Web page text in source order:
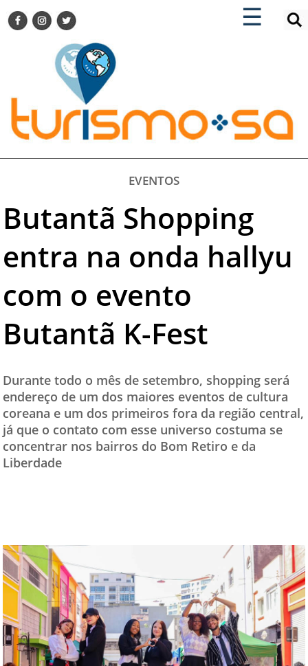
☰
×
TURISMO SA FOR BUSINESS
DESTINOS NACIONAIS
DESTINOS INTERNACIONAIS
CITY BREAK
TURISMO E MERCADO
EVENTOS
HOTELARIA
GASTRONOMIA
DICAS
TURISMO SA TV
TESTADO E APROVADO
PARCEIROS
QUEM SOMOS - EQUIPE
CONTATO
×
ENCONTRE SUA NOTÍCIA
EVENTOS
Butantã Shopping
entra na onda hallyu
com o evento
Butantã K-Fest
Durante todo o mês de setembro, shopping será
endereço de um dos maiores eventos de cultura
coreana e um dos primeiros fora da região central,
já que o contato com esse universo costuma se
concentrar nos bairros do Bom Retiro e da
Liberdade